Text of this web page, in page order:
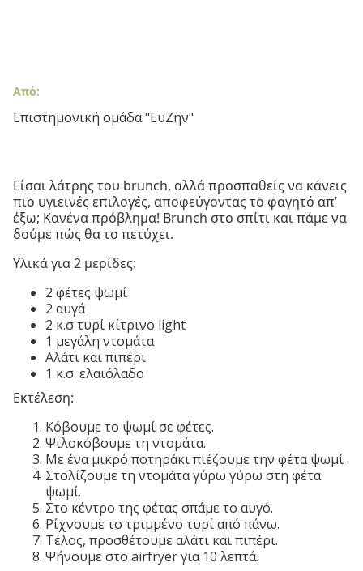
Από:
Επιστημονική ομάδα "ΕυΖην"
Είσαι λάτρης του brunch, αλλά προσπαθείς να κάνεις
πιο υγιεινές επιλογές, αποφεύγοντας το φαγητό απ’
έξω; Κανένα πρόβλημα! Brunch στο σπίτι και πάμε να
δούμε πώς θα το πετύχει.
Υλικά για 2 μερίδες:
2 φέτες ψωμί
2 αυγά
2 κ.σ τυρί κίτρινο light
1 μεγάλη ντομάτα
Αλάτι και πιπέρι
1 κ.σ. ελαιόλαδο
Εκτέλεση:
Κόβουμε το ψωμί σε φέτες.
Ψιλοκόβουμε τη ντομάτα.
Με ένα μικρό ποτηράκι πιέζουμε την φέτα ψωμί .
Στολίζουμε τη ντομάτα γύρω γύρω στη φέτα
ψωμί.
Στο κέντρο της φέτας σπάμε το αυγό.
Ρίχνουμε το τριμμένο τυρί από πάνω.
Τέλος, προσθέτουμε αλάτι και πιπέρι.
Ψήνουμε στο airfryer για 10 λεπτά.